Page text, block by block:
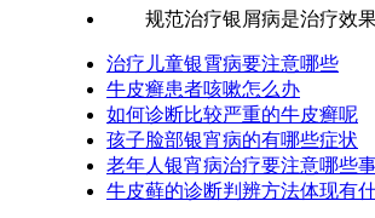
规范治疗银屑病是治疗效果
治疗儿童银霄病要注意哪些
牛皮癣患者咳嗽怎么办
如何诊断比较严重的牛皮癣呢
孩子脸部银宵病的有哪些症状
老年人银宵病治疗要注意哪些
牛皮藓的诊断判辨方法体现有